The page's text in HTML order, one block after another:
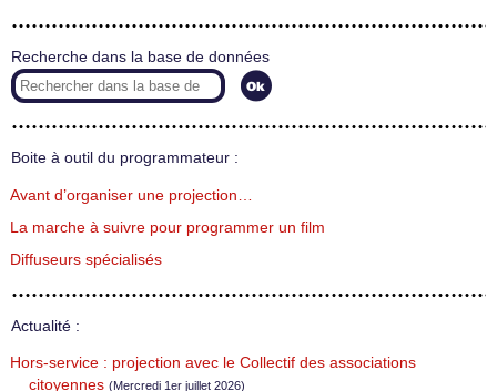
Recherche dans la base de données
Boite à outil du programmateur :
Avant d’organiser une projection…
La marche à suivre pour programmer un film
Diffuseurs spécialisés
Actualité :
Hors-service : projection avec le Collectif des associations
citoyennes (Mercredi 1er juillet 2026)